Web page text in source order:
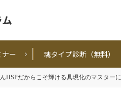
ー 魂タイプ診断（無料）
HSPだからこそ輝ける具現化のマスタ